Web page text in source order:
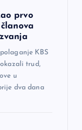
prvo
KBS
trud,
u
dva dana